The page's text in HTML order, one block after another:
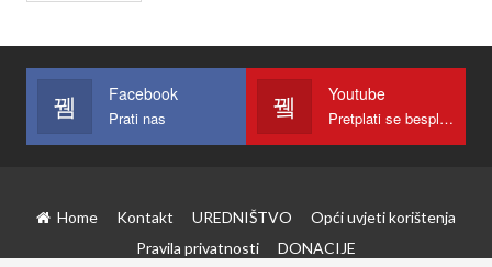
Facebook
Prati nas
Youtube
Pretplati se besplatno
Home Kontakt UREDNIŠTVO
Opći uvjeti korištenja
Pravila privatnosti
DONACIJE